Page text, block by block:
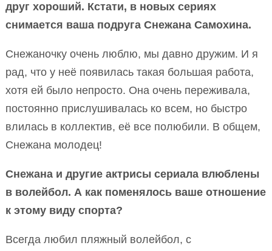
друг хороший. Кстати, в новых сериях
снимается ваша подруга Снежана Самохина.
Снежаночку очень люблю, мы давно дружим. И я
рад, что у неё появилась такая большая работа,
хотя ей было непросто. Она очень переживала,
постоянно прислушивалась ко всем, но быстро
влилась в коллектив, её все полюбили. В общем,
Снежана молодец!
Снежана и другие актрисы сериала влюблены
в волейбол. А как поменялось ваше отношение
к этому виду спорта?
Всегда любил пляжный волейбол, с